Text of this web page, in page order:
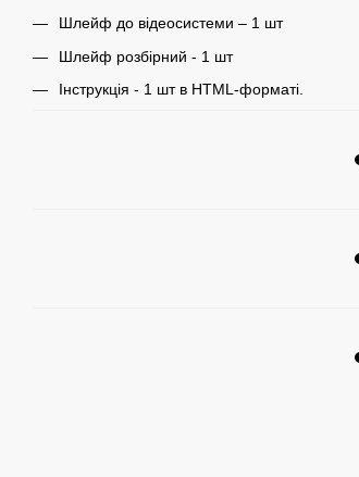
Шлейф до відеосистеми – 1 шт
Шлейф розбірний - 1 шт
Інструкція - 1 шт в HTML-форматі.